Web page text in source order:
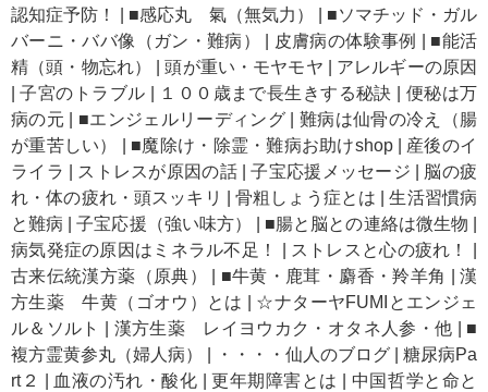
認知症予防！
■感応丸 氣（無気力）
■ソマチッド・ガル
バーニ・ババ像（ガン・難病）
皮膚病の体験事例
■能活
精（頭・物忘れ）
|頭が重い・モヤモヤ
アレルギーの原因
|子宮のトラブル １００歳まで長生きする秘訣
便秘は万
病の元
■エンジェルリーディング
難病は仙骨の冷え（腸
が重苦しい）
■魔除け・除霊・難病お助けshop| 産後のイ
ライラ
ストレスが原因の話|子宝応援メッセージ
脳の疲
れ・体の疲れ・頭スッキリ
|骨粗しょう症とは |生活習慣病
と難病 |子宝応援（強い味方） ■腸と脳との連絡は微生物
病気発症の原因はミネラル不足！
ストレスと心の疲れ！
古来伝統漢方薬（原典）
■牛黄・鹿茸・麝香・羚羊角 |漢
方生薬 牛黄（ゴオウ）とは
☆ナターヤFUMIとエンジェ
ル＆ソルト
漢方生薬 レイヨウカク・オタネ人参・他
■
複方霊黄参丸（婦人病）
・・・・仙人のブログ
糖尿病Pa
rt２
血液の汚れ・酸化 |更年期障害とは 中国哲学と命と